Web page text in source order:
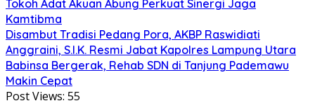
Tokoh Adat Akuan Abung Perkuat Sinergi Jaga
Kamtibma
Disambut Tradisi Pedang Pora, AKBP Raswidiati
Anggraini, S.I.K. Resmi Jabat Kapolres Lampung Utara
Babinsa Bergerak, Rehab SDN di Tanjung Pademawu
Makin Cepat
Post Views: 55